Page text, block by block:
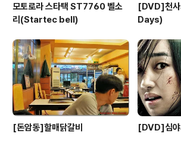
모토로라 스타택 ST7760 벨소
리(Startec bell)
[DVD]천
Days)
[돈암동]할매닭갈비 [DVD]심